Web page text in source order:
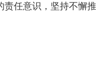
责任意识，坚持不懈